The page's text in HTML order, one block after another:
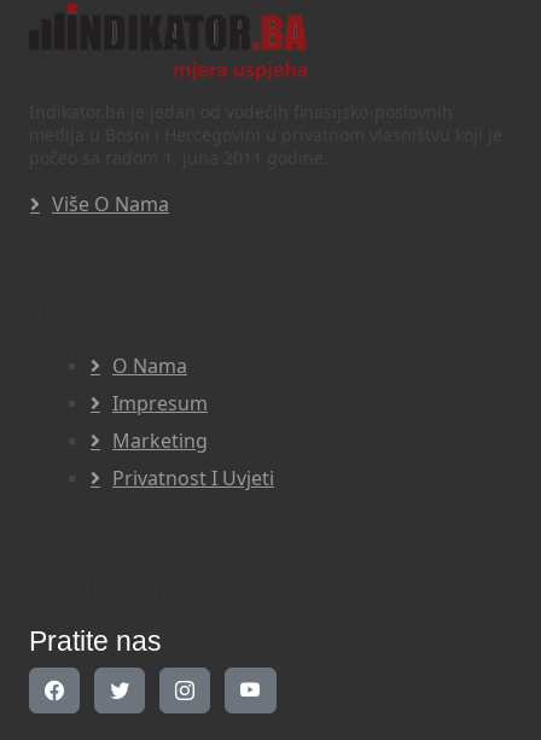
Više O Nama
O Nama
Impresum
Marketing
Privatnost I Uvjeti
Pratite nas